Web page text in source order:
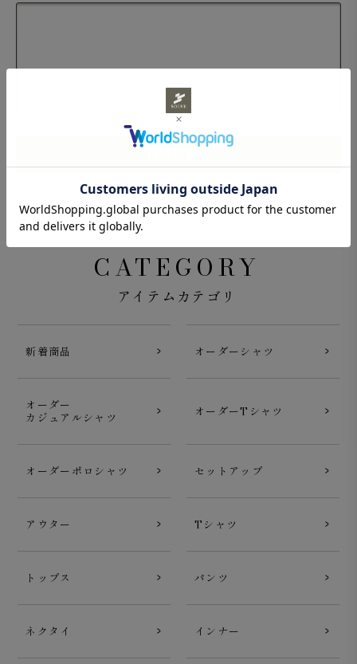
CATEGORY
アイテムカテゴリ
新着商品 オーダーシャツ
オーダー
カジュアルシャツ
オーダーTシャツ
オーダーポロシャツ セットアップ
アウター Tシャツ
トップス パンツ
ネクタイ インナー